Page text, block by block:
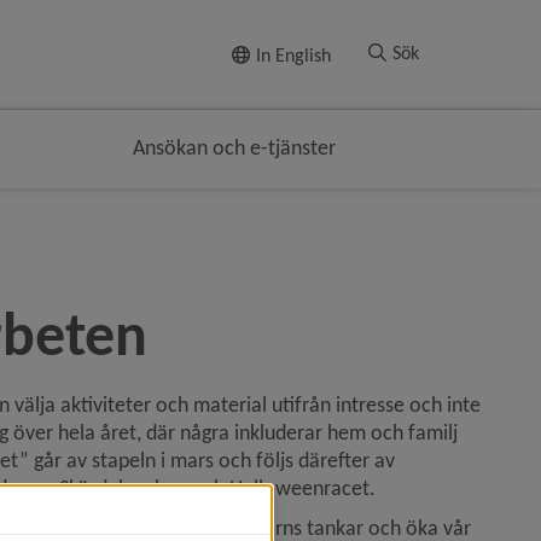
In English Sök
Ansökan och e-tjänster
välja aktiviteter och material utifrån intresse och inte
hela året, där några inkluderar hem och familj
går av stapeln i mars och följs därefter av
Skördelunchen och Halloweenracet.
för att kunna synliggöra barns tankar och öka vår